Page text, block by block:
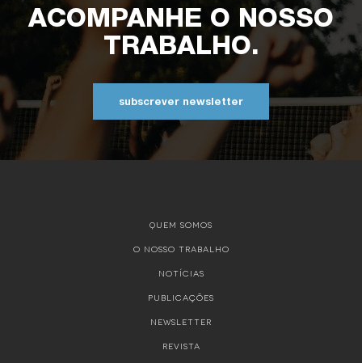
ACOMPANHE O NOSSO
TRABALHO.
subscrever newsletter
QUEM SOMOS
O NOSSO TRABALHO
NOTÍCIAS
PUBLICAÇÕES
NEWSLETTER
REVISTA